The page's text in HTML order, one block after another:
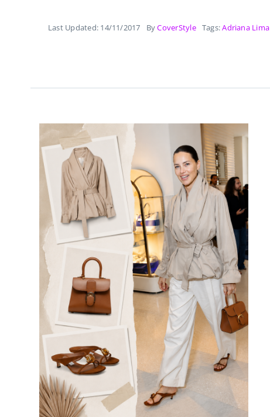
Last Updated: 14/11/2017 ByCoverStyle Tags:Adriana Lima